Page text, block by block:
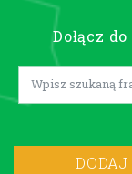
Dołącz do
Lorem ipsum
DODAJ